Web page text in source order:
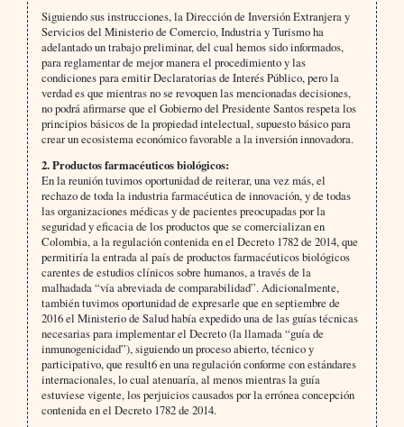
Siguiendo sus instrucciones, la Dirección de Inversión Extranjera y
Servicios del Ministerio de Comercio, Industria y Turismo ha
adelantado un trabajo preliminar, del cual hemos sido informados,
para reglamentar de mejor manera el procedimiento y las
condiciones para emitir Declaratorias de Interés Público, pero la
verdad es que mientras no se revoquen las mencionadas decisiones,
no podrá afirmarse que el Gobierno del Presidente Santos respeta los
principios básicos de la propiedad intelectual, supuesto básico para
crear un ecosistema económico favorable a la inversión innovadora.
2. Productos farmacéuticos biológicos:
En la reunión tuvimos oportunidad de reiterar, una vez más, el
rechazo de toda la industria farmacéutica de innovación, y de todas
las organizaciones médicas y de pacientes preocupadas por la
seguridad y eficacia de los productos que se comercializan en
Colombia, a la regulación contenida en el Decreto 1782 de 2014, que
permitiría la entrada al país de productos farmacéuticos biológicos
carentes de estudios clínicos sobre humanos, a través de la
malhadada “vía abreviada de comparabilidad”. Adicionalmente,
también tuvimos oportunidad de expresarle que en septiembre de
2016 el Ministerio de Salud había expedido una de las guías técnicas
necesarias para implementar el Decreto (la llamada “guía de
inmunogenicidad”), siguiendo un proceso abierto, técnico y
participativo, que result6 en una regulación conforme con estándares
internacionales, lo cual atenuaría, al menos mientras la guía
estuviese vigente, los perjuicios causados por la errónea concepción
contenida en el Decreto 1782 de 2014.